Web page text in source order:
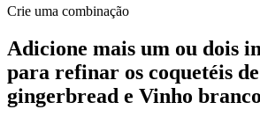
Crie uma combinação
Adicione mais um ou dois
para refinar os coquetéis
gingerbread e Vinho branco